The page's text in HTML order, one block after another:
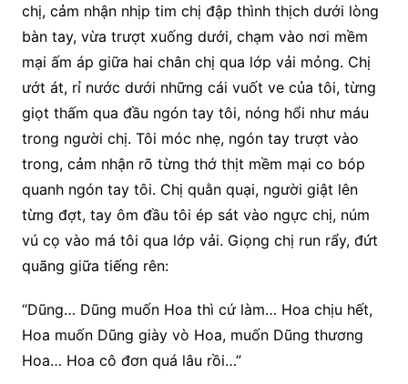
chị, cảm nhận nhịp tim chị đập thình thịch dưới lòng
bàn tay, vừa trượt xuống dưới, chạm vào nơi mềm
mại ấm áp giữa hai chân chị qua lớp vải mỏng. Chị
ướt át, rỉ nước dưới những cái vuốt ve của tôi, từng
giọt thấm qua đầu ngón tay tôi, nóng hổi như máu
trong người chị. Tôi móc nhẹ, ngón tay trượt vào
trong, cảm nhận rõ từng thớ thịt mềm mại co bóp
quanh ngón tay tôi. Chị quằn quại, người giật lên
từng đợt, tay ôm đầu tôi ép sát vào ngực chị, núm
vú cọ vào má tôi qua lớp vải. Giọng chị run rẩy, đứt
quãng giữa tiếng rên:
“Dũng… Dũng muốn Hoa thì cứ làm… Hoa chịu hết,
Hoa muốn Dũng giày vò Hoa, muốn Dũng thương
Hoa… Hoa cô đơn quá lâu rồi…”